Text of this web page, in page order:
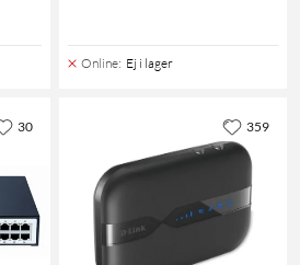
Online: Ej i lager
30 359